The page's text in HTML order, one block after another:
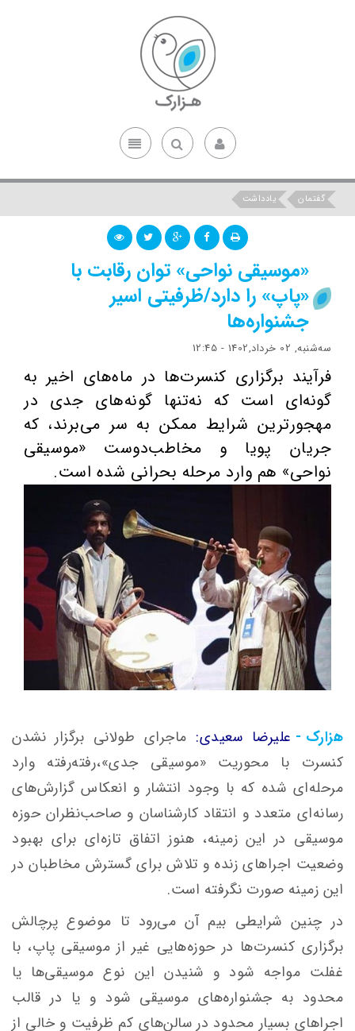
گفتمان یادداشت
«موسیقی نواحی» توان رقابت با
«پاپ» را دارد/ظرفیتی اسیر
جشنواره‌ها
ﺳﻪشنبه, 02 خرداد,1402 - 12:45
فرآیند برگزاری کنسرت‌ها در ماه‌های اخیر به
گونه‌ای است که نه‌تنها گونه‌های جدی در
مهجورترین شرایط ممکن به سر می‌برند، که
جریان پویا و مخاطب‌دوست «موسیقی
نواحی» هم وارد مرحله بحرانی شده است.
هزارک - علیرضا سعیدی: ماجرای طولانی برگزار نشدن
کنسرت با محوریت «موسیقی جدی»،رفته‌رفته وارد
مرحله‌ای شده که با وجود انتشار و انعکاس گزارش‌های
رسانه‌ای متعدد و انتقاد کارشناسان و صاحب‌نظران حوزه
موسیقی در این زمینه، هنوز اتفاق تازه‌ای برای بهبود
وضعیت اجراهای زنده و تلاش برای گسترش مخاطبان در
این زمینه صورت نگرفته است.
در چنین شرایطی بیم آن می‌رود تا موضوع پرچالش
برگزاری کنسرت‌ها در حوزه‌هایی غیر از موسیقی پاپ، با
غفلت مواجه شود و شنیدن این نوع موسیقی‌ها یا
محدود به جشنواره‌های موسیقی شود و یا در قالب
اجراهای بسیار محدود در سالن‌های کم ظرفیت و خالی از